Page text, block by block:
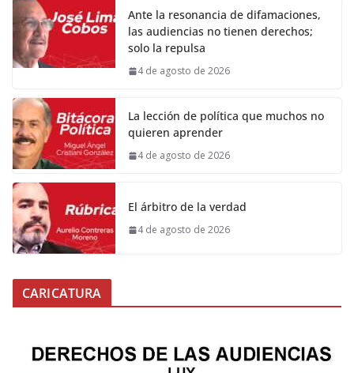
Ante la resonancia de difamaciones,
las audiencias no tienen derechos;
solo la repulsa
4 de agosto de 2026
La lección de política que muchos no
quieren aprender
4 de agosto de 2026
El árbitro de la verdad
4 de agosto de 2026
CARICATURA